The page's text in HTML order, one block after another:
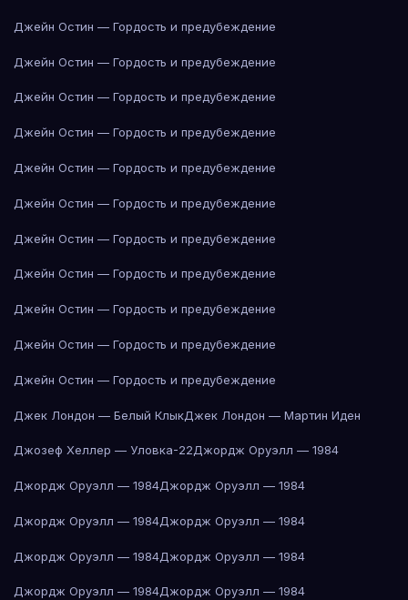
Джейн Остин — Гордость и предубеждение
Джейн Остин — Гордость и предубеждение
Джейн Остин — Гордость и предубеждение
Джейн Остин — Гордость и предубеждение
Джейн Остин — Гордость и предубеждение
Джейн Остин — Гордость и предубеждение
Джейн Остин — Гордость и предубеждение
Джейн Остин — Гордость и предубеждение
Джейн Остин — Гордость и предубеждение
Джейн Остин — Гордость и предубеждение
Джейн Остин — Гордость и предубеждение
Джек Лондон — Белый КлыкДжек Лондон — Мартин Иден
Джозеф Хеллер — Уловка-22Джордж Оруэлл — 1984
Джордж Оруэлл — 1984Джордж Оруэлл — 1984
Джордж Оруэлл — 1984Джордж Оруэлл — 1984
Джордж Оруэлл — 1984Джордж Оруэлл — 1984
Джордж Оруэлл — 1984Джордж Оруэлл — 1984